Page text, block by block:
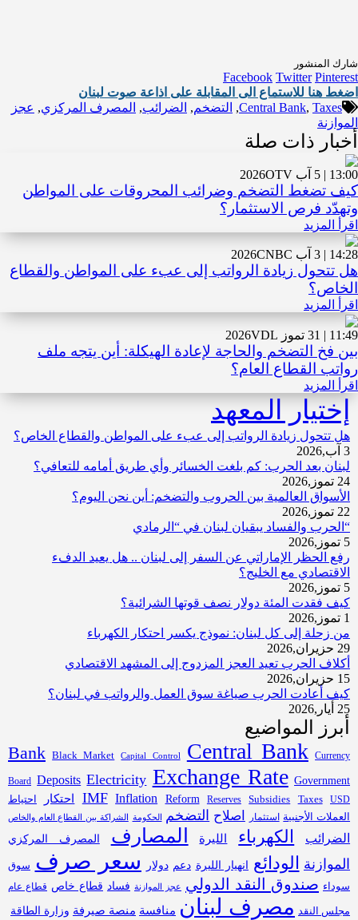
شارك المنشور
Facebook Twitter Pinterest
اضغط هنا للاستماع الى المقابلة على اذاعة صوت لبنان
Central Bank, Taxes
, التضخم, الضرائب, المصرف المركزي, عجز
الموازنة
أخبار ذات صلة
13:00 | 5 آب 2026 OTV
كيف تضغط التضخم وضرائب المحروقات على المواطن
وتهدّد فرص الاستثمار؟
اقرأ المزيد
14:28 | 3 آب 2026 CNBC
هل تتحول زيادة الرواتب إلى عبء على المواطن والقطاع
الخاص؟
اقرأ المزيد
11:49 | 31 تموز 2026 VDL
بين فخ التضخم والحاجة لإعادة الهيكلة: أين يتجه ملف
رواتب القطاع العام؟
اقرأ المزيد
إختيار المعهد
هل تتحول زيادة الرواتب إلى عبء على المواطن والقطاع الخاص؟
3 آب,2026
لبنان بعد الحرب: كم بلغت الخسائر وأي طريق أمامه للتعافي؟
24 تموز,2026
الأسواق العالمية بين الحروب والتضخم: أين نحن اليوم؟
22 تموز,2026
“الحرب والفساد يبقيان لبنان في “الرمادي
5 تموز,2026
رفع الحظر الإماراتي عن السفر إلى لبنان .. هل يعيد الدفء
الاقتصادي مع الخليج؟
5 تموز,2026
كيف فقدت المئة دولار نصف قوتها الشرائية؟
1 تموز,2026
من زحلة إلى كل لبنان: نموذج يكسر احتكار الكهرباء
29 حزيران,2026
أكلاف الحرب تعيد العجز المزدوج إلى المشهد الاقتصادي
15 حزيران,2026
كيف أعادت الحرب صياغة سوق العمل والرواتب في لبنان؟
25 أيار,2026
أبرز المواضيع
Bank Black Market Capital Control Central Bank Currency
Board Deposits Electricity Exchange Rate Government
IMF Inflation Reform Reserves Subsidies Taxes USD احتكار
احتياط
العملات الأجنبية
استثمار اصلاح التضخم الحكومة الشراكة بين القطاع العام والخاص
الضرائب الكهرباء الليرة المصارف المصرف المركزي
الموازنة الودائع انهيار الليرة دعم دولار سعر صرف سوق
سوداء صندوق النقد الدولي عجز الموازنة فساد قطاع خاص قطاع عام
مجلس النقد مصرف لبنان منافسة منصة صيرفة وزارة الطاقة